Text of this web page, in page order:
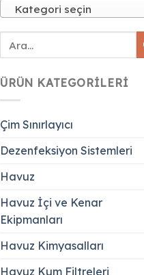
Kategori seçin
ÜRÜN KATEGORILERI
Çim Sınırlayıcı
Dezenfeksiyon Sistemleri
Havuz
Havuz İçi ve Kenar
Ekipmanları
Havuz Kimyasalları
Havuz Kum Filtreleri